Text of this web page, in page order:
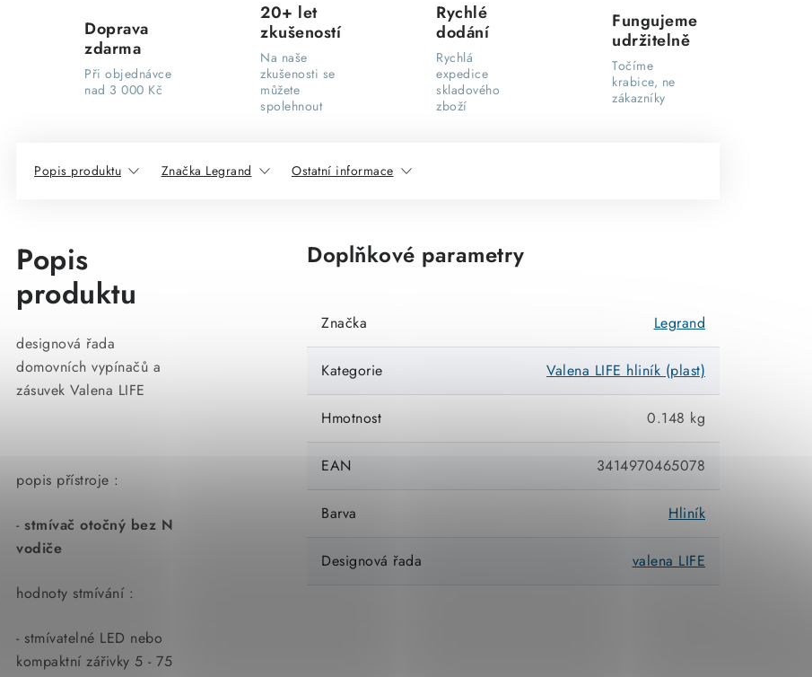
Doprava
zdarma
Při objednávce
nad 3 000 Kč
20+ let
zkušeností
Na naše
zkušenosti se
můžete
spolehnout
Rychlé
dodání
Rychlá
expedice
skladového
zboží
Fungujeme
udržitelně
Točíme
krabice, ne
zákazníky
Popis produktu Značka Legrand Ostatní informace
Popis
produktu
designová řada
domovních vypínačů a
zásuvek Valena LIFE
popis přístroje :
- stmívač otočný bez N
vodiče
hodnoty stmívání :
- stmívatelné LED nebo
kompaktní zářivky 5 - 75
Doplňkové parametry
Značka Legrand
Kategorie Valena LIFE hliník (plast)
Hmotnost 0.148 kg
EAN 3414970465078
Barva Hliník
Designová řada valena LIFE